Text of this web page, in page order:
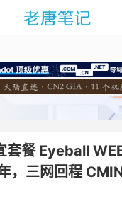
餐 Eyeball WEE
，三网回程